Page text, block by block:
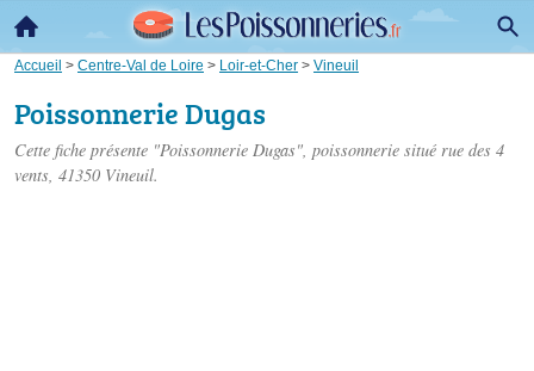
Accueil > Centre-Val de Loire > Loir-et-Cher > Vineuil
Poissonnerie Dugas
Cette fiche présente "Poissonnerie Dugas", poissonnerie situé rue des 4
vents, 41350 Vineuil.